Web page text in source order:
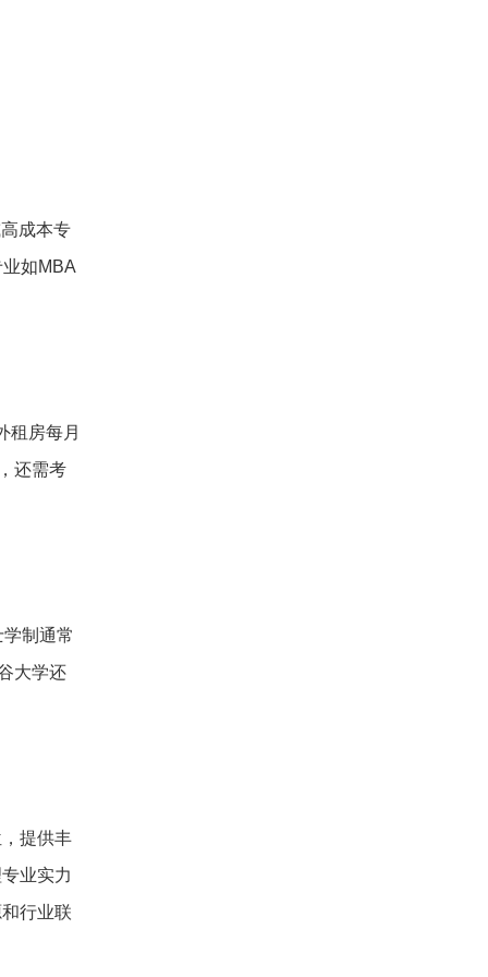
成本专
如MBA
租房每月
还需考
制通常
大学还
提供丰
业实力
行业联